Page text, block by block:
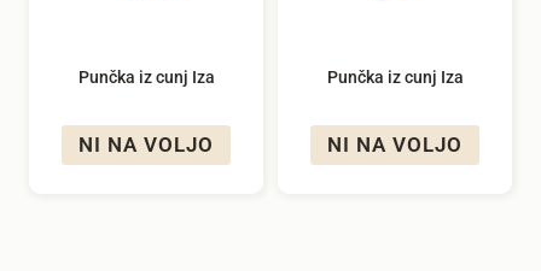
Punčka iz cunj Iza
NI NA VOLJO
Punčka iz cunj Iza
NI NA VOLJO